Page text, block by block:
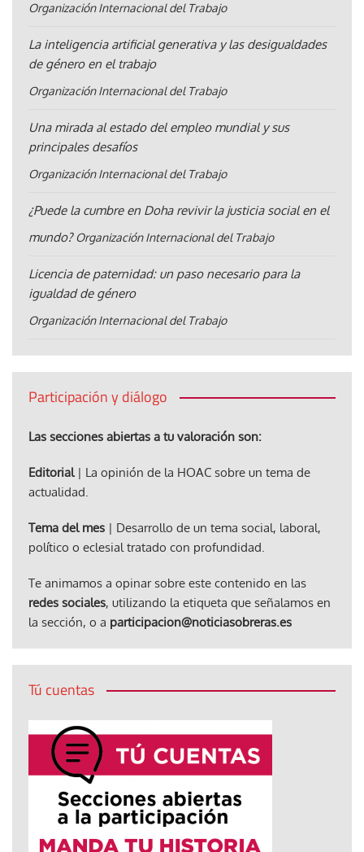
Organización Internacional del Trabajo
La inteligencia artificial generativa y las desigualdades
de género en el trabajo
Organización Internacional del Trabajo
Una mirada al estado del empleo mundial y sus
principales desafíos
Organización Internacional del Trabajo
¿Puede la cumbre en Doha revivir la justicia social en el
mundo? Organización Internacional del Trabajo
Licencia de paternidad: un paso necesario para la
igualdad de género
Organización Internacional del Trabajo
Participación y diálogo
Las secciones abiertas a tu valoración son:
Editorial| La opinión de la HOAC sobre un tema de
actualidad.
Tema del mes | Desarrollo de un tema social, laboral,
político o eclesial tratado con profundidad.
Te animamos a opinar sobre este contenido en las
redes sociales, utilizando la etiqueta que señalamos en
la sección, o a participacion@noticiasobreras.es
Tú cuentas